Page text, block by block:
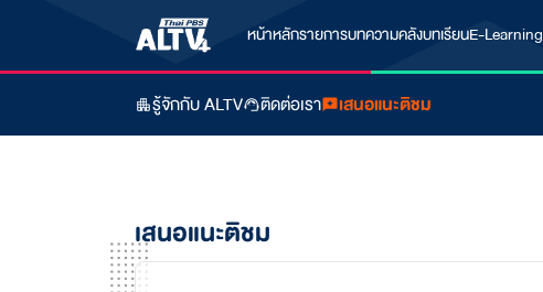
หน้าหลักรายการบทความคลังบทเรียนE-Learning
รู้จักกับ ALTV ติดต่อเรา เสนอแนะติชม
เสนอแนะติชม